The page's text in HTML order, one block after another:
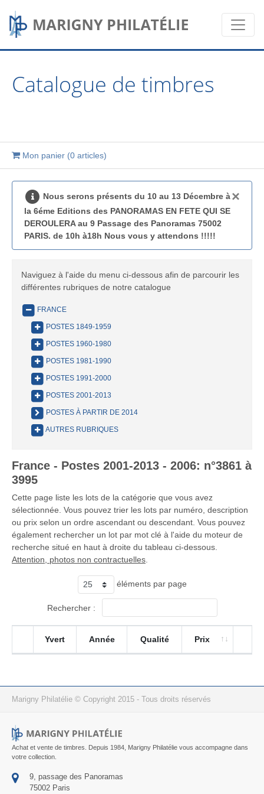
Catalogue de timbres
Mon panier (0 articles)
×
Nous serons présents du 10 au 13 Décembre à
la 6éme Editions des PANORAMAS EN FETE QUI SE
DEROULERA au 9 Passage des Panoramas 75002
PARIS. de 10h à18h Nous vous y attendons !!!!!
Naviguez à l'aide du menu ci-dessous afin de parcourir les
différentes rubriques de notre catalogue
FRANCE
POSTES 1849-1959
POSTES 1960-1980
POSTES 1981-1990
POSTES 1991-2000
POSTES 2001-2013
POSTES À PARTIR DE 2014
AUTRES RUBRIQUES
France - Postes 2001-2013 - 2006: n°3861 à
3995
Cette page liste les lots de la catégorie que vous avez
sélectionnée. Vous pouvez trier les lots par numéro, description
ou prix selon un ordre ascendant ou descendant. Vous pouvez
également rechercher un lot par mot clé à l'aide du moteur de
recherche situé en haut à droite du tableau ci-dessous.
Attention, photos non contractuelles
éléments par page
Rechercher :
Yvert Année Qualité Prix
Marigny Philatélie © Copyright 2015 - Tous droits réservés
Achat et vente de timbres. Depuis 1984, Marigny Philatélie vous accompagne dans
votre collection.
9, passage des Panoramas
75002 Paris